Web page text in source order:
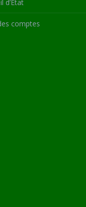
d’État
comptes